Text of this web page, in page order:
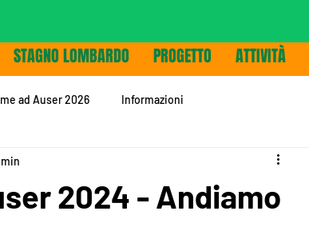
STAGNO LOMBARDO PROGETTO ATTIVITÀ
ad Auser 2026 Informazioni
2024 - Andiamo